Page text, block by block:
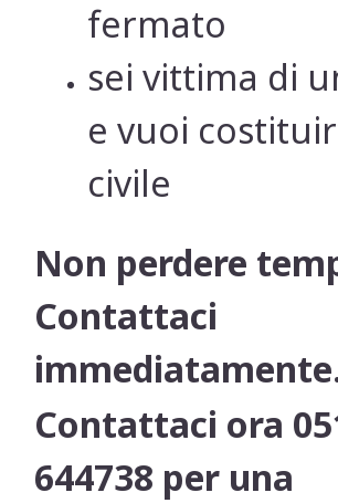
fermato
sei vittima di
e vuoi
civile
Non perdere
Contattaci
Contattaci ora
644738 per una